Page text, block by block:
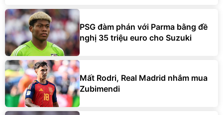
PSG đàm phán với Parma bằng đề
nghị 35 triệu euro cho Suzuki
Mất Rodri, Real Madrid nhắm mua
Zubimendi